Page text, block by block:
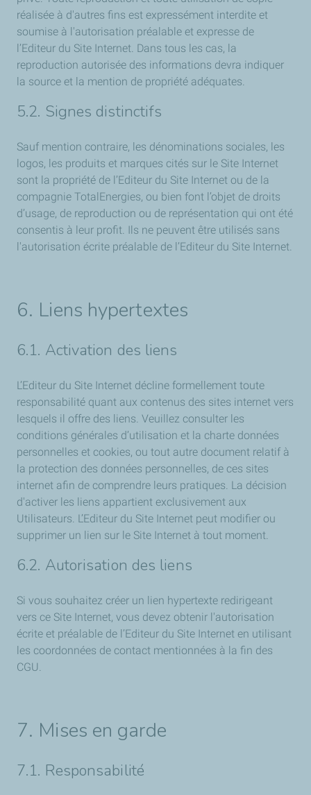
réalisée à d'autres fins est expressément interdite et
soumise à l'autorisation préalable et expresse de
l’Editeur du Site Internet. Dans tous les cas, la
reproduction autorisée des informations devra indiquer
la source et la mention de propriété adéquates.
5.2. Signes distinctifs
Sauf mention contraire, les dénominations sociales, les
logos, les produits et marques cités sur le Site Internet
sont la propriété de l’Editeur du Site Internet ou de la
compagnie TotalEnergies, ou bien font l’objet de droits
d’usage, de reproduction ou de représentation qui ont été
consentis à leur profit. Ils ne peuvent être utilisés sans
l'autorisation écrite préalable de l’Editeur du Site Internet.
6. Liens hypertextes
6.1. Activation des liens
L’Editeur du Site Internet décline formellement toute
responsabilité quant aux contenus des sites internet vers
lesquels il offre des liens. Veuillez consulter les
conditions générales d’utilisation et la charte données
personnelles et cookies, ou tout autre document relatif à
la protection des données personnelles, de ces sites
internet afin de comprendre leurs pratiques. La décision
d'activer les liens appartient exclusivement aux
Utilisateurs. L’Editeur du Site Internet peut modifier ou
supprimer un lien sur le Site Internet à tout moment.
6.2. Autorisation des liens
Si vous souhaitez créer un lien hypertexte redirigeant
vers ce Site Internet, vous devez obtenir l'autorisation
écrite et préalable de l’Editeur du Site Internet en utilisant
les coordonnées de contact mentionnées à la fin des
CGU.
7. Mises en garde
7.1. Responsabilité